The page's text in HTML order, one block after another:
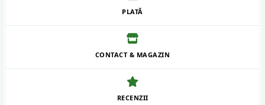
PLATĂ
CONTACT & MAGAZIN
RECENZII